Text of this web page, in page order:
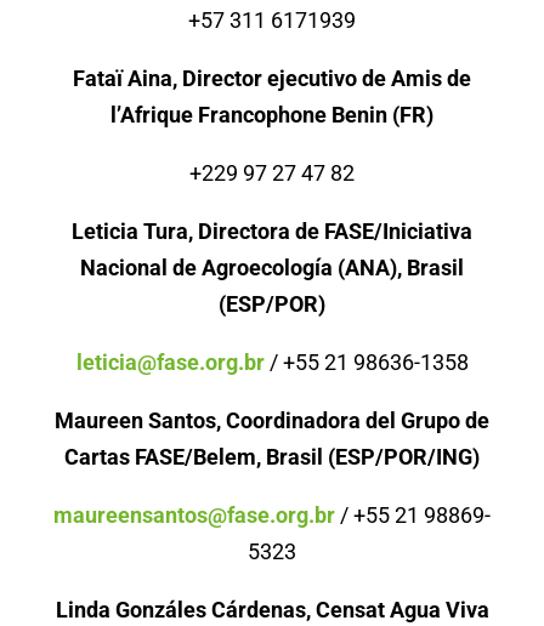
+57 311 6171939
Fataï Aina, Director ejecutivo de Amis de
l’Afrique Francophone Benin (FR)
+229 97 27 47 82
Leticia Tura, Directora de FASE/Iniciativa
Nacional de Agroecología (ANA), Brasil
(ESP/POR)
leticia@fase.org.br/ +55 21 98636-1358
Maureen Santos, Coordinadora del Grupo de
Cartas FASE/Belem, Brasil (ESP/POR/ING)
maureensantos@fase.org.br / +55 21 98869-
5323
Linda Gonzáles Cárdenas, Censat Agua Viva